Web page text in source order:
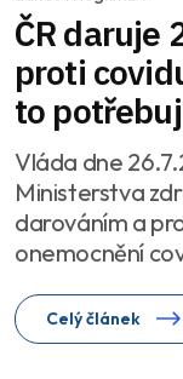
ČR daruje
proti
to
Vláda dne
Ministerstva
darováním a
onemocnění
Celý článek